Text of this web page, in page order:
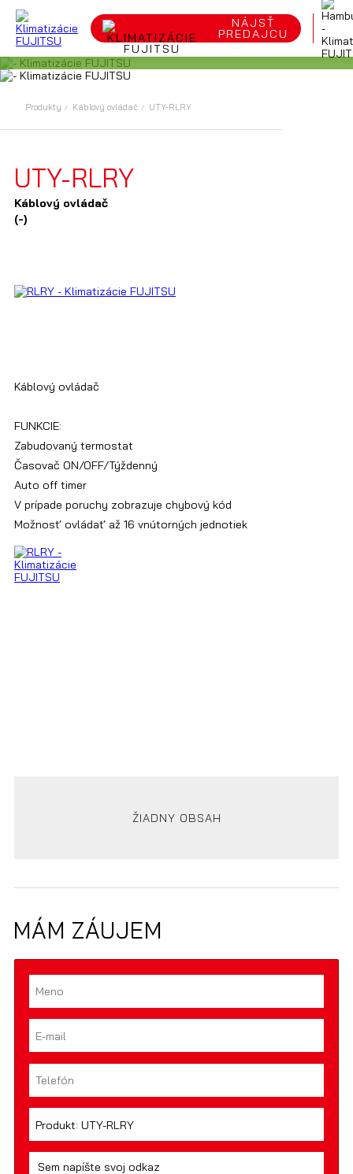
NÁJSŤ
PREDAJCU
UTY-RLRY
Produkty Káblový ovládač UTY-RLRY
UTY-RLRY
Káblový ovládač
(-)
Káblový ovládač
FUNKCIE:
Zabudovaný termostat
Časovač ON/OFF/Týždenný
Auto off timer
V prípade poruchy zobrazuje chybový kód
Možnosť ovládať až 16 vnútorných jednotiek
ŽIADNY OBSAH
MÁM ZÁUJEM